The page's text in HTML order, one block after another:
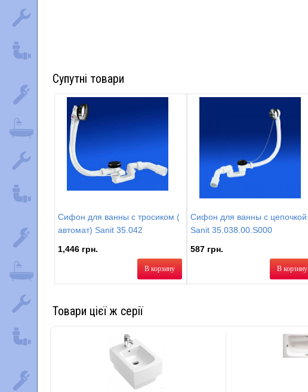
Супутні товари
Сифон для ванны с тросиком (
автомат) Sanit 35.042
1,446 грн.
В корзину
Сифон для ванны с цепочкой
Sanit 35.038.00.S000
587 грн.
В корзину
Товари цієї ж серії